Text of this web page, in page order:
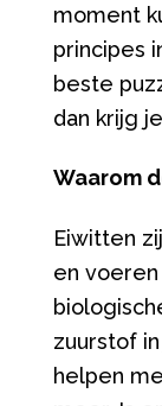
moment
principes
beste
dan krijg
Waarom
Eiwitten
en
zuurstof
helpen